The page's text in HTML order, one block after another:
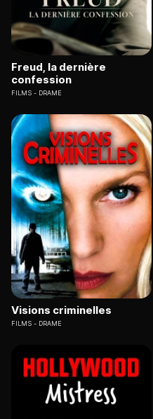
Freud, la dernière
confession
FILMS DRAME
Visions criminelles
FILMS DRAME